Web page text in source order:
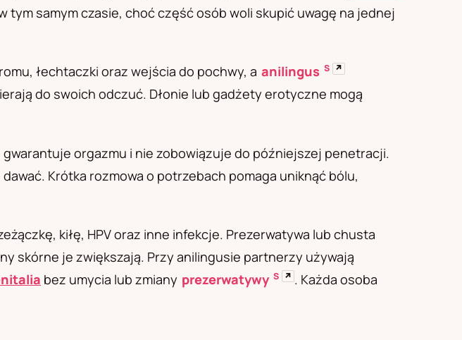
tym samym czasie, choć część osób woli skupić uwagę na jednej
łechtaczki oraz wejścia do pochwy, a anilingus S ↗
do swoich odczuć. Dłonie lub gadżety erotyczne mogą
orgazmu i nie zobowiązuje do późniejszej penetracji.
Krótka rozmowa o potrzebach pomaga uniknąć bólu,
kiłę, HPV oraz inne infekcje. Prezerwatywa lub chusta
skórne je zwiększają. Przy anilingusie partnerzy używają
bez umycia lub zmiany prezerwatywy S ↗ . Każda osoba